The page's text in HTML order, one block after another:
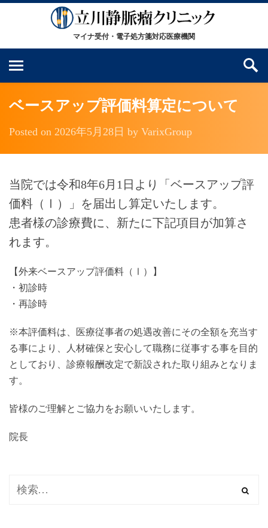
ベースアップ評価料算定について
Posted on 2026年5月28日 by VarixGroup
当院では令和8年6月1日より「ベースアップ評
価料（Ⅰ）」を届出し算定いたします。
患者様の診療費に、新たに下記項目が加算さ
れます。
【外来ベースアップ評価料（Ⅰ）】
・初診時
・再診時
※本評価料は、医療従事者の処遇改善にその全額を充当す
る事により、人材確保と安心して職務に従事する事を目的
としており、診療報酬改定で新設された取り組みとなりま
す。
皆様のご理解とご協力をお願いいたします。
院長